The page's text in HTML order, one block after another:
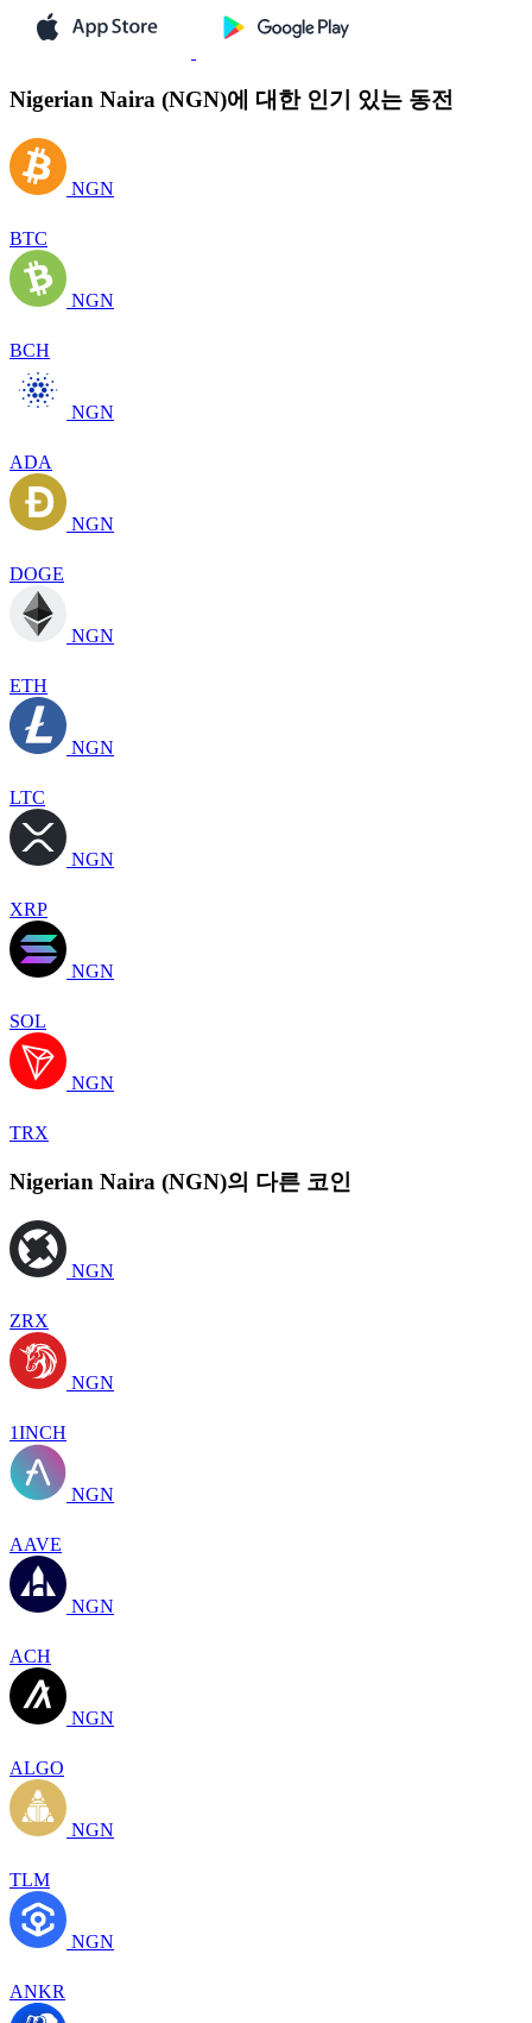
Nigerian Naira (NGN)에 대한 인기 있는 동전
NGN
BTC
NGN
BCH
NGN
ADA
NGN
DOGE
NGN
ETH
NGN
LTC
NGN
XRP
NGN
SOL
NGN
TRX
Nigerian Naira (NGN)의 다른 코인
NGN
ZRX
NGN
1INCH
NGN
AAVE
NGN
ACH
NGN
ALGO
NGN
TLM
NGN
ANKR